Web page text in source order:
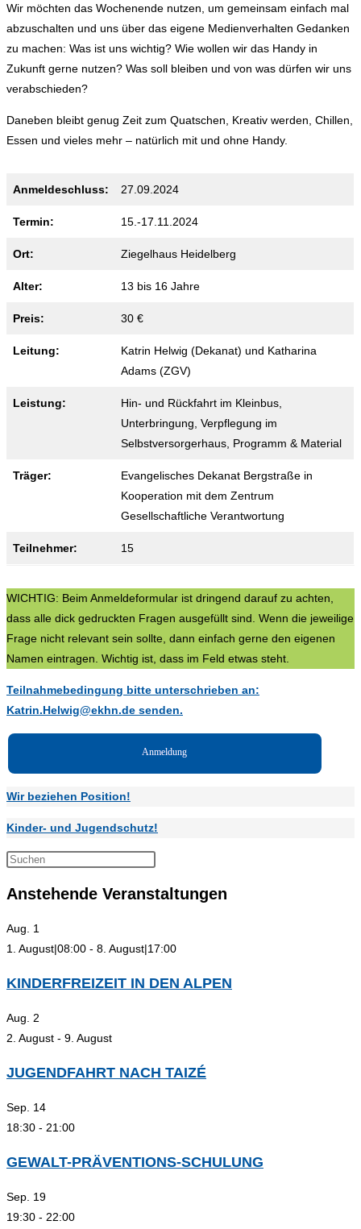
Wir möchten das Wochenende nutzen, um gemeinsam einfach mal
abzuschalten und uns über das eigene Medienverhalten Gedanken
zu machen: Was ist uns wichtig? Wie wollen wir das Handy in
Zukunft gerne nutzen? Was soll bleiben und von was dürfen wir uns
verabschieden?
Daneben bleibt genug Zeit zum Quatschen, Kreativ werden, Chillen,
Essen und vieles mehr – natürlich mit und ohne Handy.
Anmeldeschluss: 27.09.2024
Termin: 15.-17.11.2024
Ort: Ziegelhaus Heidelberg
Alter: 13 bis 16 Jahre
Preis: 30 €
Leitung:
Katrin Helwig (Dekanat) und Katharina
Adams (ZGV)
Leistung:
Hin- und Rückfahrt im Kleinbus,
Unterbringung, Verpflegung im
Selbstversorgerhaus, Programm & Material
Träger:
Evangelisches Dekanat Bergstraße in
Kooperation mit dem Zentrum
Gesellschaftliche Verantwortung
Teilnehmer: 15
WICHTIG: Beim Anmeldeformular ist dringend darauf zu achten,
dass alle dick gedruckten Fragen ausgefüllt sind. Wenn die jeweilige
Frage nicht relevant sein sollte, dann einfach gerne den eigenen
Namen eintragen. Wichtig ist, dass im Feld etwas steht.
Teilnahmebedingung bitte unterschrieben an:
Katrin.Helwig@ekhn.de senden.
Anmeldung
Wir beziehen Position!
Kinder- und Jugendschutz!
to
panel.
Anstehende Veranstaltungen
Aug. 1
1. August|08:00 - 8. August|17:00
KINDERFREIZEIT IN DEN ALPEN
Aug. 2
2. August - 9. August
JUGENDFAHRT NACH TAIZÉ
Sep. 14
18:30 - 21:00
GEWALT-PRÄVENTIONS-SCHULUNG
Sep. 19
19:30 - 22:00